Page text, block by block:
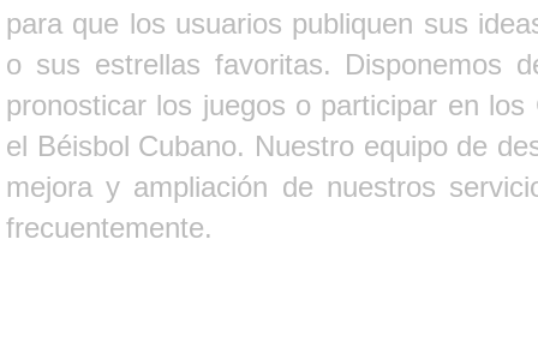
para que los usuarios publiquen sus
o sus estrellas favoritas. Disponemos
pronosticar los juegos o participar en
el Béisbol Cubano. Nuestro equipo de
mejora y ampliación de nuestros
frecuentemente.